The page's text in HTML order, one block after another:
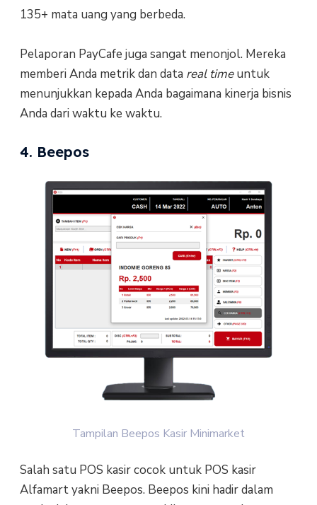
135+ mata uang yang berbeda.
Pelaporan PayCafe juga sangat menonjol. Mereka
memberi Anda metrik dan data real timeuntuk
menunjukkan kepada Anda bagaimana kinerja bisnis
Anda dari waktu ke waktu.
4. Beepos
Tampilan Beepos Kasir Minimarket
Salah satu POS kasir cocok untuk POS kasir
Alfamart yakni Beepos. Beepos kini hadir dalam